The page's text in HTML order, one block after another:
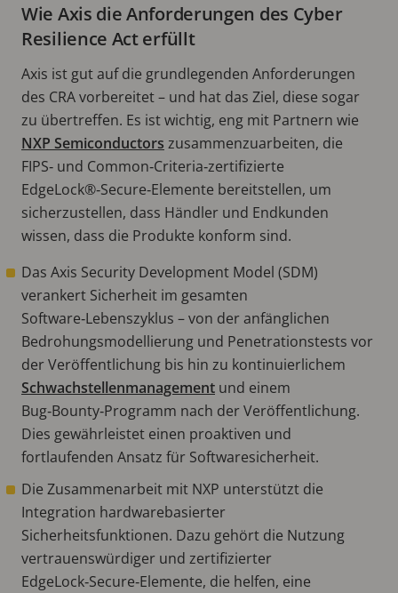
Wie Axis die Anforderungen des Cyber
Resilience Act erfüllt
Axis ist gut auf die grundlegenden Anforderungen
des CRA vorbereitet – und hat das Ziel, diese sogar
zu übertreffen. Es ist wichtig, eng mit Partnern wie
NXP Semiconductors zusammenzuarbeiten, die
FIPS‑ und Common‑Criteria‑zertifizierte
EdgeLock®‑Secure‑Elemente bereitstellen, um
sicherzustellen, dass Händler und Endkunden
wissen, dass die Produkte konform sind.
Das Axis Security Development Model (SDM)
verankert Sicherheit im gesamten
Software‑Lebenszyklus – von der anfänglichen
Bedrohungsmodellierung und Penetrationstests vor
der Veröffentlichung bis hin zu kontinuierlichem
Schwachstellenmanagement und einem
Bug‑Bounty‑Programm nach der Veröffentlichung.
Dies gewährleistet einen proaktiven und
fortlaufenden Ansatz für Softwaresicherheit.
Die Zusammenarbeit mit NXP unterstützt die
Integration hardwarebasierter
Sicherheitsfunktionen. Dazu gehört die Nutzung
vertrauenswürdiger und zertifizierter
EdgeLock‑Secure‑Elemente, die helfen, eine